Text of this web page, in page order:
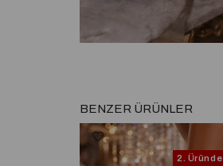
BENZER ÜRÜNLER
2. Üründe